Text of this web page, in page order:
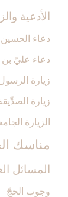
الأدعية
دعاء
دعاء عليّ بن
زيارة
زيارة
الزيارة
مناسك
المسائل
وجوب الحجّ‏